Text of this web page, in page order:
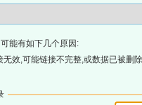
能有如下几个原因:
效,可能链接不完整,或数据已被删